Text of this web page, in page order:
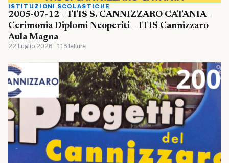
ISTITUZIONI SCOLASTICHE
2005-07-12 – ITIS S. CANNIZZARO CATANIA –
Cerimonia Diplomi Neoperiti – ITIS Cannizzaro
Aula Magna
22 Luglio 2026 · 116 letture